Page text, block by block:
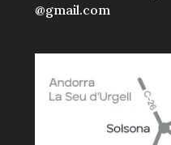
@gmail.com